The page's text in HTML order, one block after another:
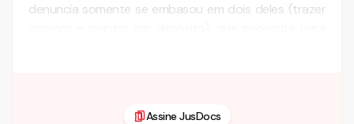
denuncia somente se embasou em dois deles (trazer
Assine JusDocs